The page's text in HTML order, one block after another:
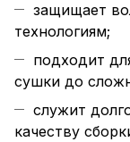
защищает
технологиям;
подходит
сушки до
служит
качеству